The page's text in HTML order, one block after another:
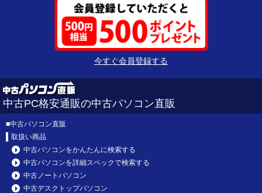
今すぐ会員登録する
中古PC格安通販の中古パソコン直販
■中古パソコン直販
取扱い商品
中古パソコンをかんたんに検索する
中古パソコンを詳細スペックで検索する
中古ノートパソコン
中古デスクトップパソコン